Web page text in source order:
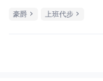
豪爵 上班代步